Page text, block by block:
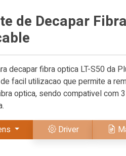
de Decapar
decapar fibra optica LT-S50 da
facil utilizacao que permite a
optica, sendo compativel com
Driver